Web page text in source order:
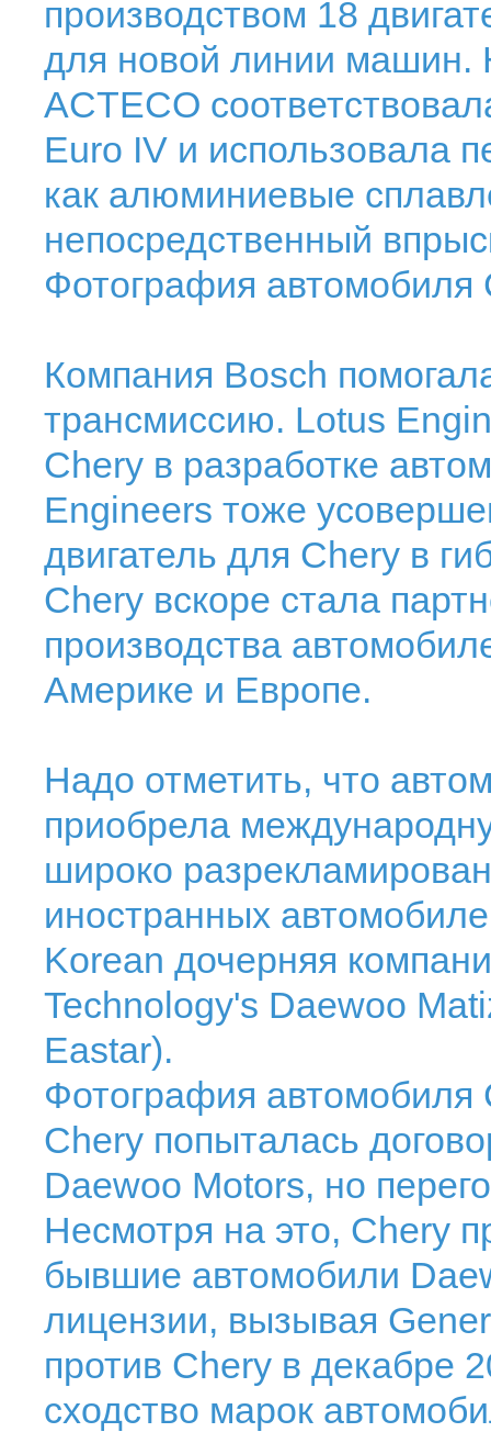
производством 18
для новой линии машин.
ACTECO
Euro IV и использовала
как алюминиевые
непосредственный
Фотография автомобиля
Компания Bosch
трансмиссию. Lotus
Chery в разработке
Engineers тоже
двигатель для Chery в
Chery вскоре стала
производства
Америке и Европе.
Надо отметить, что
приобрела
широко
иностранных
Korean дочерняя
Technology's Daewoo
Eastar).
Фотография автомобиля
Chery попыталась
Daewoo Motors, но
Несмотря на это, Chery
бывшие автомобили
лицензии, вызывая
против Chery в декабре
сходство марок